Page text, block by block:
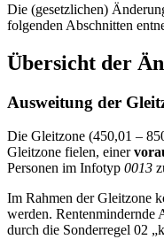
Die (gesetzlichen)
folgenden Abschnitten
Übersicht der
Ausweitung der
Die Gleitzone (450,01 –
Gleitzone fielen, einer
Personen im Infotyp 0013
Im Rahmen der Gleitzone
werden. Rentenmindernde
durch die Sonderregel 02